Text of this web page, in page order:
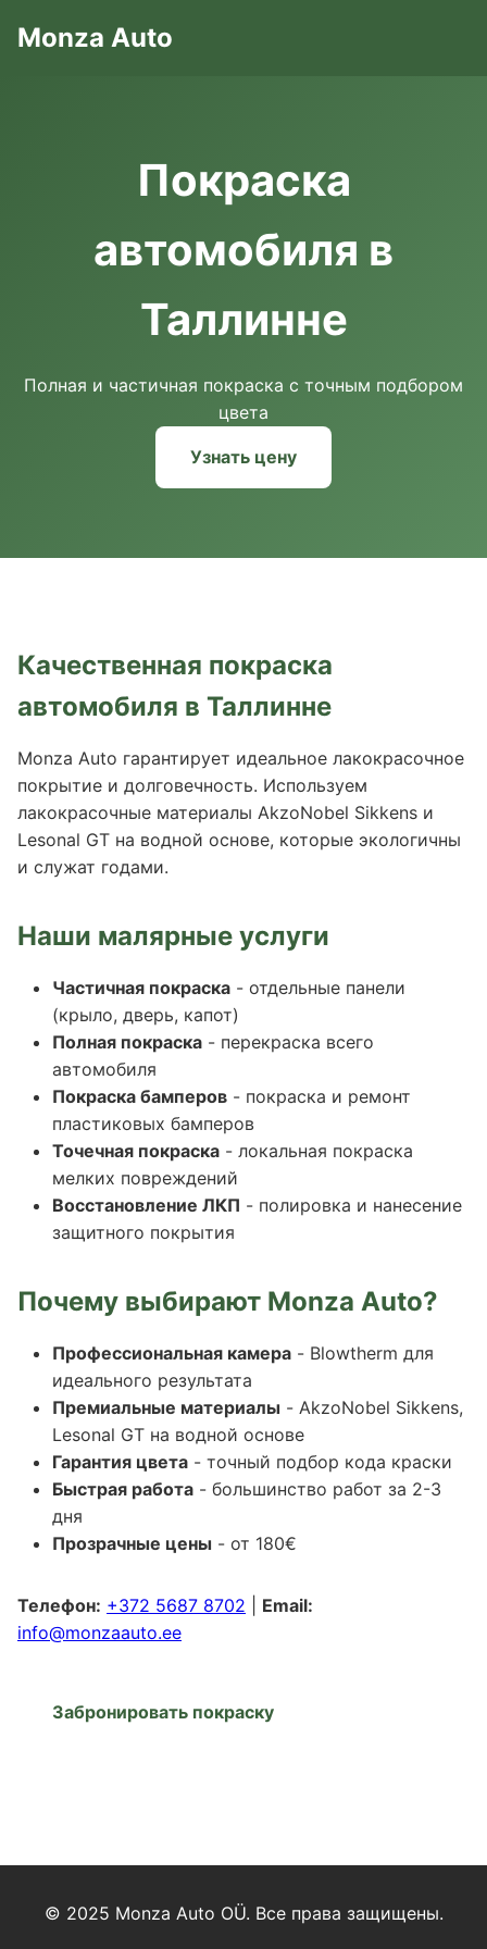
Monza Auto
Покраска
автомобиля в
Таллинне
Полная и частичная покраска с точным подбором
цвета
Узнать цену
Качественная покраска
автомобиля в Таллинне
Monza Auto гарантирует идеальное лакокрасочное
покрытие и долговечность. Используем
лакокрасочные материалы AkzoNobel Sikkens и
Lesonal GT на водной основе, которые экологичны
и служат годами.
Наши малярные услуги
Частичная покраска - отдельные панели
(крыло, дверь, капот)
Полная покраска - перекраска всего
автомобиля
Покраска бамперов - покраска и ремонт
пластиковых бамперов
Точечная покраска - локальная покраска
мелких повреждений
Восстановление ЛКП - полировка и нанесение
защитного покрытия
Почему выбирают Monza Auto?
Профессиональная камера - Blowtherm для
идеального результата
Премиальные материалы - AkzoNobel Sikkens,
Lesonal GT на водной основе
Гарантия цвета - точный подбор кода краски
Быстрая работа - большинство работ за 2-3
дня
Прозрачные цены - от 180€
Телефон: +372 5687 8702
Email:
info@monzaauto.ee
Забронировать покраску
© 2025 Monza Auto OÜ. Все права защищены.